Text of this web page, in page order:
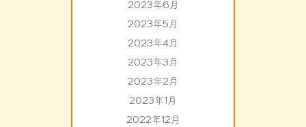
2023年6月
2023年5月
2023年4月
2023年3月
2023年2月
2023年1月
2022年12月